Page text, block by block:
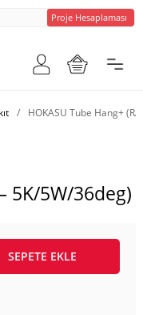
Proje Hesaplaması
/ HOKASU Tube Hang+
5K/5W/36deg)
SEPETE EKLE